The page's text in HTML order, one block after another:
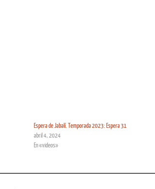
Espera de Jabalí. Temporada 2023: Espera 31
abril 4, 2024
En «videos»